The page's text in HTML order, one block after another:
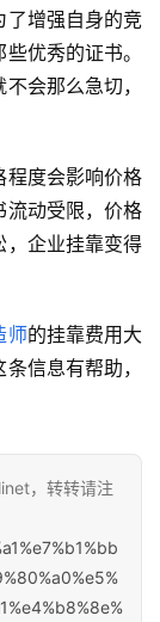
了增强自身的竞
优秀的证书。
会那么急切，
程度会影响价格
流动受限，价格
，企业挂靠变得
师的挂靠费用大
信息有帮助，
，转转请注